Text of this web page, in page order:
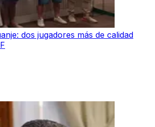
dos jugadores más de calidad